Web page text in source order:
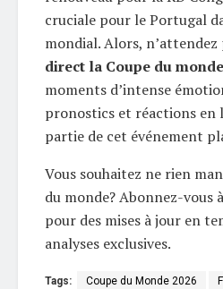
cruciale pour le Portugal
mondial. Alors, n’attendez
direct la Coupe du
moments d’intense
pronostics et réactions en
partie de cet événement
Vous souhaitez ne rien
du monde? Abonnez-
pour des mises à jour en
analyses exclusives.
Tags: Coupe du Monde 2026